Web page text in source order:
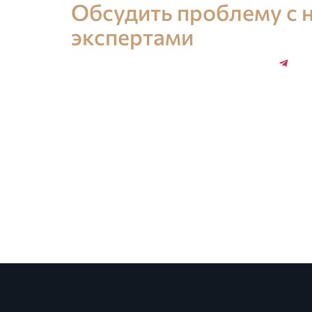
Обсудить проблему с
экспертами